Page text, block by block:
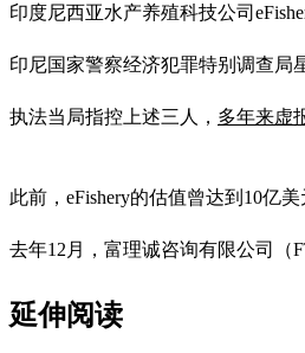
印度尼西亚水产养殖科技公司
印尼国家警察经济犯罪特别调查局
执法当局指控上述三人， 多年来虚
此前，eFishery的估值曾达到10亿
去年12月，富理诚咨询有限公司（
延伸阅读